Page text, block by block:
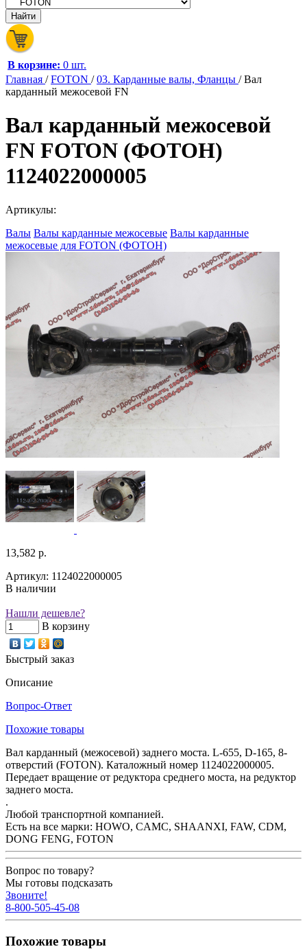
В корзине: 0 шт.
Главная /FOTON /03. Карданные валы, Фланцы /Вал
карданный межосевой FN
Вал карданный межосевой
FN FOTON (ФОТОН)
1124022000005
Артикулы:
Валы Валы карданные межосевые Валы карданные
межосевые для FOTON (ФОТОН)
13,582 р.
Артикул: 1124022000005
В наличии
Нашли дешевле?
В корзину
Быстрый заказ
Описание
Вопрос-Ответ
Похожие товары
Вал карданный (межосевой) заднего моста. L-655, D-165, 8-
отверстий (FOTON). Каталожный номер 1124022000005.
Передает вращение от редуктора среднего моста, на редуктор
заднего моста.
.
Любой транспортной компанией.
Есть на все марки: HOWO, CAMC, SHAANXI, FAW, CDM,
DONG FENG, FOTON
Вопрос по товару?
Мы готовы подсказать
Звоните!
8-800-505-45-08
Похожие товары